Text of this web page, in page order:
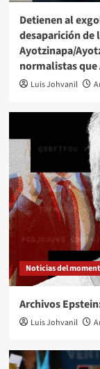
Detienen al
desaparición de
Ayotzinapa/
normalistas
Luis Johvanil
Noticias del
Archivos
Luis Johvanil